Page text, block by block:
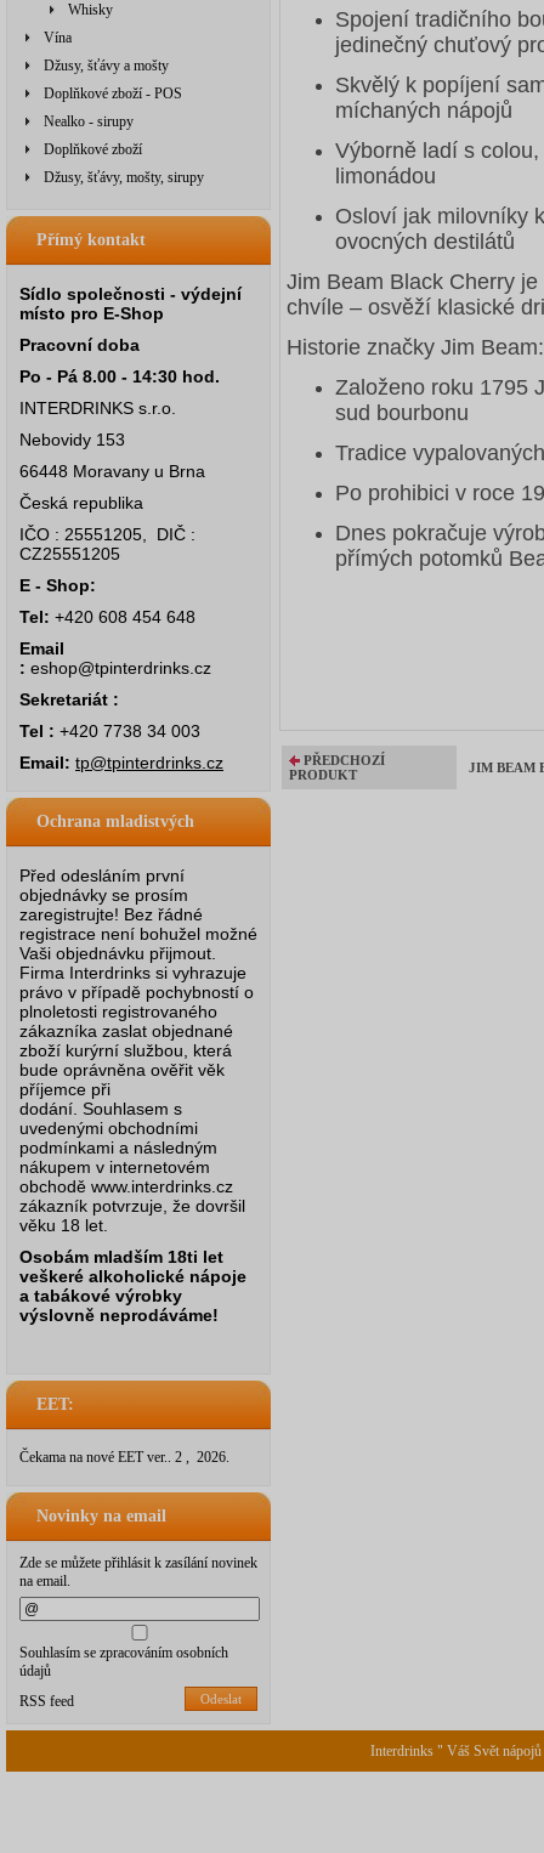
Whisky
Vína
Džusy, šťávy a mošty
Doplňkové zboží - POS
Nealko - sirupy
Doplňkové zboží
Džusy, šťávy, mošty, sirupy
Přímý kontakt
Sídlo společnosti - výdejní
místo pro E-Shop
Pracovní doba
Po - Pá 8.00 - 14:30 hod.
INTERDRINKS s.r.o.
Nebovidy 153
66448 Moravany u Brna
Česká republika
IČO : 25551205, DIČ :
CZ25551205
E - Shop:
Tel: +420 608 454 648
Email
: eshop@tpinterdrinks.cz
Sekretariát :
Tel : +420 7738 34 003
Email: tp@tpinterdrinks.cz
Ochrana mladistvých
Před odesláním první
objednávky se prosím
zaregistrujte! Bez řádné
registrace není bohužel možné
Vaši objednávku přijmout.
Firma Interdrinks si vyhrazuje
právo v případě pochybností o
plnoletosti registrovaného
zákazníka zaslat objednané
zboží kurýrní službou, která
bude oprávněna ověřit věk
příjemce při
dodání. Souhlasem s
uvedenými obchodními
podmínkami a následným
nákupem v internetovém
obchodě www.interdrinks.cz
zákazník potvrzuje, že dovršil
věku 18 let.
Osobám mladším 18ti let
veškeré alkoholické nápoje
a tabákové výrobky
výslovně neprodáváme!
EET:
Čekama na nové EET ver.. 2 , 2026.
Novinky na email
Zde se můžete přihlásit k zasílání novinek
na email.
Souhlasím se zpracováním osobních
údajů
Odeslat
RSS feed
Spojení tradičního
jedinečný chuťový
Skvělý k popíjení
míchaných nápojů
Výborně ladí s
limonádou
Osloví jak milovníky
ovocných destilátů
Jim Beam Black Cherry
chvíle – osvěží klasické
Historie značky Jim Beam:
Založeno roku 1795
sud bourbonu
Tradice
Po prohibici v roce
Dnes pokračuje
přímých potomků
PŘEDCHOZÍ
PRODUKT
JIM BEAM
Interdrinks " Váš Svět